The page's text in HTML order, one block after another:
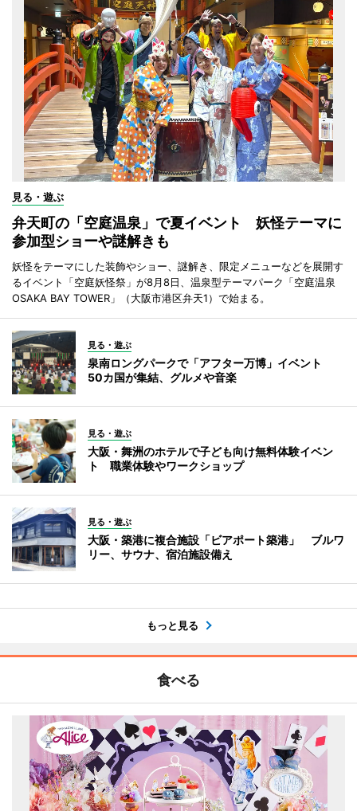
見る・遊ぶ
弁天町の「空庭温泉」で夏イベント 妖怪テーマに
参加型ショーや謎解きも
妖怪をテーマにした装飾やショー、謎解き、限定メニューなどを展開す
るイベント「空庭妖怪祭」が8月8日、温泉型テーマパーク「空庭温泉
OSAKA BAY TOWER」（大阪市港区弁天1）で始まる。
見る・遊ぶ
泉南ロングパークで「アフター万博」イベント
50カ国が集結、グルメや音楽
見る・遊ぶ
大阪・舞洲のホテルで子ども向け無料体験イベン
ト 職業体験やワークショップ
見る・遊ぶ
大阪・築港に複合施設「ビアポート築港」 ブルワ
リー、サウナ、宿泊施設備え
もっと見る
食べる